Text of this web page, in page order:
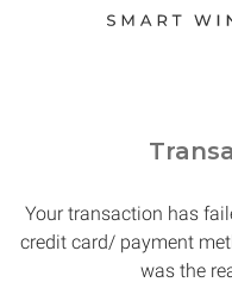
Your transaction has
credit card/ payment
was the